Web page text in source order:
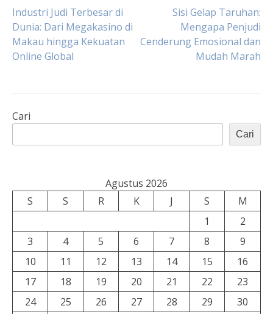
Navigasi
pos
Industri Judi Terbesar di
Dunia: Dari Megakasino di
Makau hingga Kekuatan
Online Global
Sisi Gelap Taruhan:
Mengapa Penjudi
Cenderung Emosional dan
Mudah Marah
Cari
Cari
Agustus 2026
S
S R K J S
M
1
2
3
4 5 6 7 8
9
10
11 12 13 14 15
16
17
18 19 20 21 22
23
24
25 26 27 28 29
30